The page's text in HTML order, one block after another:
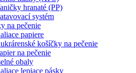
hranaté (PP)
systém
na pečenie
papiere
košíčky na pečenie
na pečenie
obaly
lepiace pásky